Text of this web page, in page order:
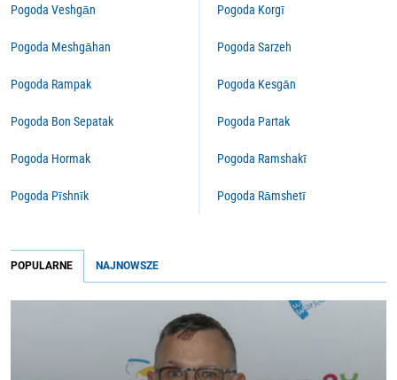
Pogoda Veshgān
Pogoda Meshgāhan
Pogoda Rampak
Pogoda Bon Sepatak
Pogoda Hormak
Pogoda Pīshnīk
Pogoda Korgī
Pogoda Sarzeh
Pogoda Kesgān
Pogoda Partak
Pogoda Ramshakī
Pogoda Rāmshetī
POPULARNE NAJNOWSZE